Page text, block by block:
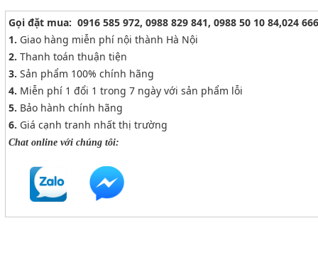
Gọi đặt mua: 0916 585 972, 0988 829 841, 0988 50 10 84,024
1. Giao hàng miễn phí nội thành Hà Nội
2. Thanh toán thuận tiện
3. Sản phẩm 100% chính hãng
4. Miễn phí 1 đổi 1 trong 7 ngày với sản phẩm lỗi
5. Bảo hành chính hãng
6. Giá cạnh tranh nhất thị trường
Chat online với chúng tôi: